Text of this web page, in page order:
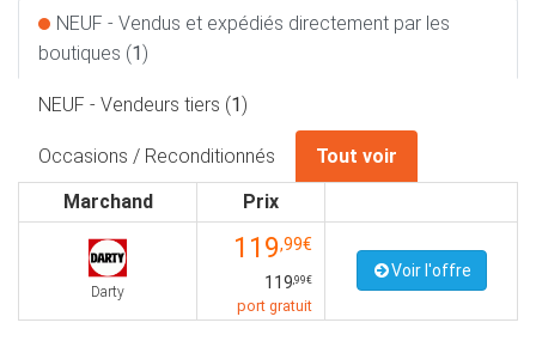
NEUF - Vendus et expédiés directement par les
boutiques (1)
NEUF - Vendeurs tiers (1)
Occasions / Reconditionnés
Tout voir
Marchand
Prix
Darty
119,99€
119,99€
port gratuit
Voir l'offre